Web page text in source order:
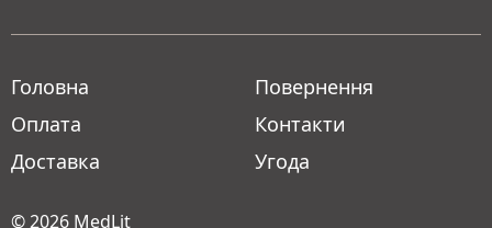
Головна
Оплата
Доставка
Повернення
Контакти
Угода
© 2026 MedLit